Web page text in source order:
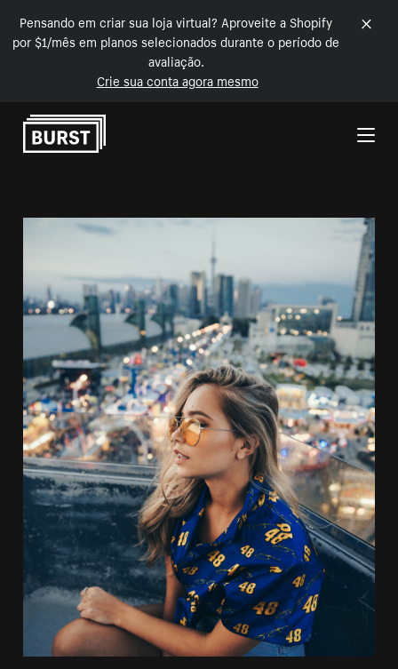
Pensando em criar sua loja virtual? Aproveite a Shopify
por $1/mês em planos selecionados durante o período de
avaliação.
Crie sua conta agora mesmo
Pular para o conteúdo